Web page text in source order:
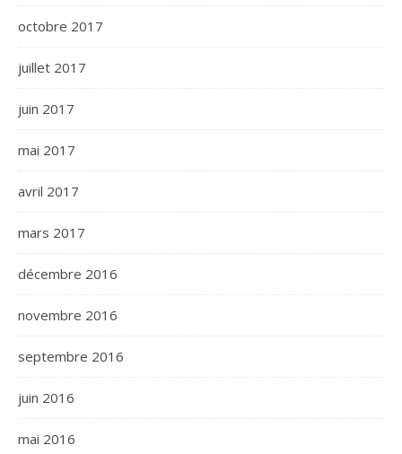
octobre 2017
juillet 2017
juin 2017
mai 2017
avril 2017
mars 2017
décembre 2016
novembre 2016
septembre 2016
juin 2016
mai 2016